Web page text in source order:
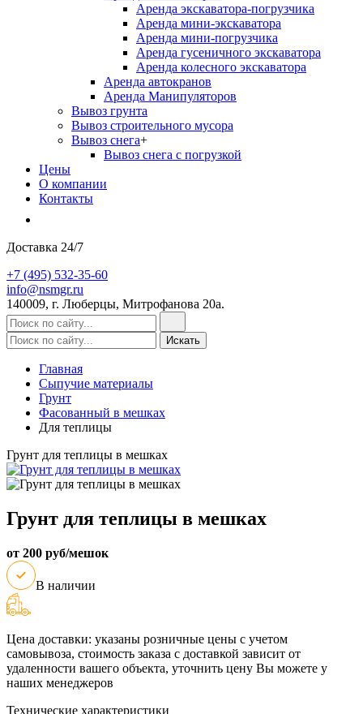
Аренда экскаватора-погрузчика
Аренда мини-экскаватора
Аренда мини-погрузчика
Аренда гусеничного экскаватора
Аренда колесного экскаватора
Аренда автокранов
Аренда Манипуляторов
Вывоз грунта
Вывоз строительного мусора
Вывоз снега+
Вывоз снега с погрузкой
Цены
О компании
Контакты
Доставка 24/7
+7 (495) 532-35-60
info@nsmgr.ru
140009, г. Люберцы, Митрофанова 20а.
Главная
Сыпучие материалы
Грунт
Фасованный в мешках
Для теплицы
Грунт для теплицы в мешках
Грунт для теплицы в мешках
от 200 руб/мешок
В наличии
Цена доставки: указаны розничные цены с учетом
самовывоза, стоимость заказа с доставкой зависит от
удаленности вашего объекта, уточнить цену Вы можете у
наших менеджеров
Технические характеристики